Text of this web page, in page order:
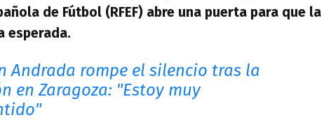
de Fútbol (RFEF) abre una puerta para que la
esperada.
Andrada rompe el silencio tras la
en Zaragoza: "Estoy muy